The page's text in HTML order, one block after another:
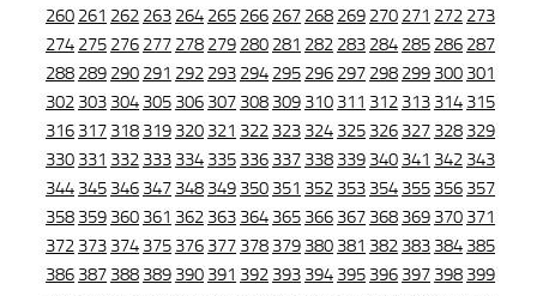
260 261 262 263 264 265 266 267 268 269 270 271 272 273
274 275 276 277 278 279 280 281 282 283 284 285 286 287
288 289 290 291 292 293 294 295 296 297 298 299 300 301
302 303 304 305 306 307 308 309 310 311 312 313 314 315
316 317 318 319 320 321 322 323 324 325 326 327 328 329
330 331 332 333 334 335 336 337 338 339 340 341 342 343
344 345 346 347 348 349 350 351 352 353 354 355 356 357
358 359 360 361 362 363 364 365 366 367 368 369 370 371
372 373 374 375 376 377 378 379 380 381 382 383 384 385
386 387 388 389 390 391 392 393 394 395 396 397 398 399